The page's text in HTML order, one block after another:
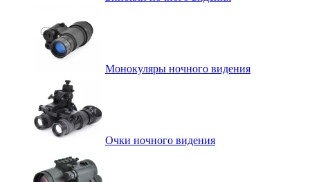
Монокуляры ночного видения
Очки ночного видения